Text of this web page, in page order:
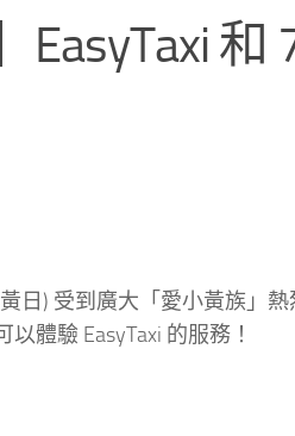
EasyTaxi
日) 受到廣大「愛小黃族」
體驗 EasyTaxi 的服務！